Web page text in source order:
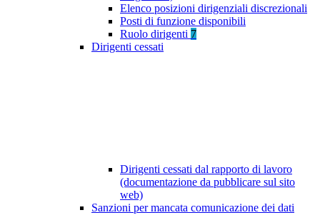
Elenco posizioni dirigenziali discrezionali
Posti di funzione disponibili
Ruolo dirigenti 7
Dirigenti cessati
Dirigenti cessati dal rapporto di lavoro
(documentazione da pubblicare sul sito
web)
Sanzioni per mancata comunicazione dei dati